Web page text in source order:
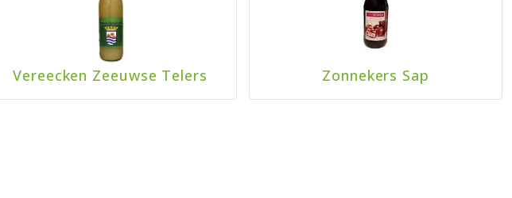
Vereecken Zeeuwse Telers Zonnekers Sap